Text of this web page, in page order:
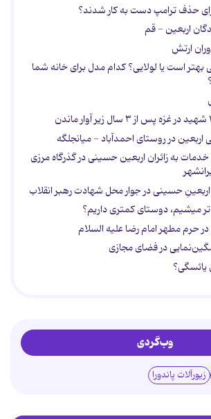
حذف ترامپ دست به کار شدند؟
اربعین - قم
ارتش
بهتر است یا لولایی؟ کدام مدل برای خانه شما
اربعین در روستای احمدآباد - میانجلگه
به زائران اربعین حسینی در گذرگاه مرزی
حسینی در جوار محل شهادت رهبر انقلاب
میشیم، دوستای کمتری داریم؟
حرم مطهر امام رضا علیه السلام
در فضای مجازی
وب‌گردی
زیورآلات پاندورا